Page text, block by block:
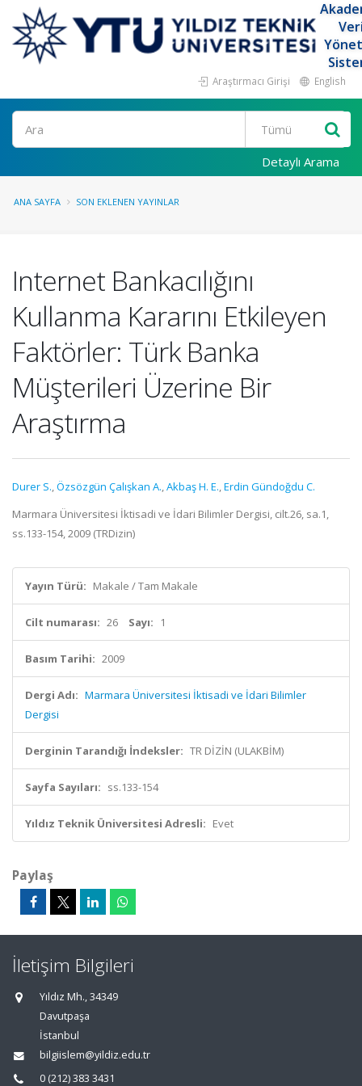
Araştırmacı Girişi English
Ara
Detaylı Arama
ANA SAYFA SON EKLENEN YAYINLAR
Internet Bankacılığını
Kullanma Kararını Etkileyen
Faktörler: Türk Banka
Müşterileri Üzerine Bir
Araştırma
Durer S.,Özsözgün Çalışkan A.,Akbaş H. E.,Erdin Gündoğdu C.
Marmara Üniversitesi İktisadi ve İdari Bilimler Dergisi, cilt.26, sa.1,
ss.133-154, 2009 (TRDizin)
Yayın Türü: Makale / Tam Makale
Cilt numarası: 26 Sayı: 1
Basım Tarihi: 2009
Dergi Adı: Marmara Üniversitesi İktisadi ve İdari Bilimler
Dergisi
Derginin Tarandığı İndeksler: TR DİZİN (ULAKBİM)
Sayfa Sayıları: ss.133-154
Yıldız Teknik Üniversitesi Adresli: Evet
Paylaş
İletişim Bilgileri
Yıldız Mh., 34349
Davutpaşa
İstanbul
bilgiislem@yildiz.edu.tr
0 (212) 383 3431